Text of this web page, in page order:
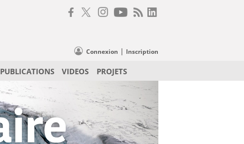
Connexion | Inscription
PUBLICATIONS VIDEOS PROJETS